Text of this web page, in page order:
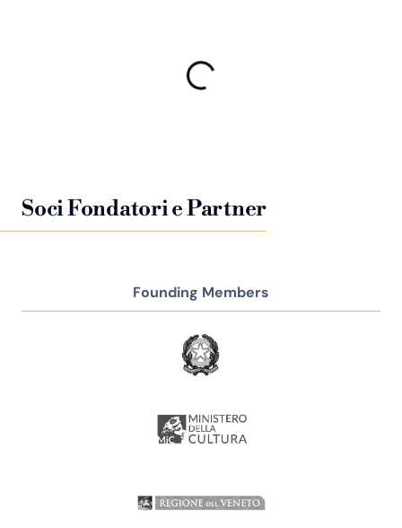
Soci Fondatori e Partner
Founding Members